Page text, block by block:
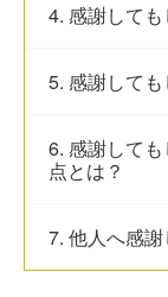
4. 感謝して
5. 感謝して
6. 感謝して
点とは？
7. 他人へ感謝